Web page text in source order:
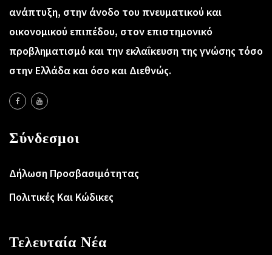
ανάπτυξη, στην άνοδο του πνευματικού και
οικονομικού επιπέδου, στον επιστημονικό
προβληματισμό και την εκλαΐκευση της γνώσης τόσο
στην Ελλάδα και όσο και Διεθνώς.
Σύνδεσμοι
Δήλωση Προσβασιμότητας
Πολιτικές Και Κώδικες
Τελευταία Νέα